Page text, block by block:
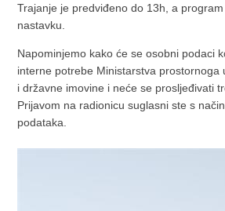
Trajanje je predviđeno do 13h, a
nastavku.
Napominjemo kako će se osobni podaci
interne potrebe Ministarstva prostornoga
i državne imovine i neće se prosljeđivati
Prijavom na radionicu suglasni ste s
podataka.